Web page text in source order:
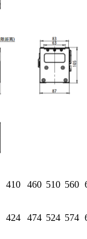
410 460 510 560
424 474 524 574